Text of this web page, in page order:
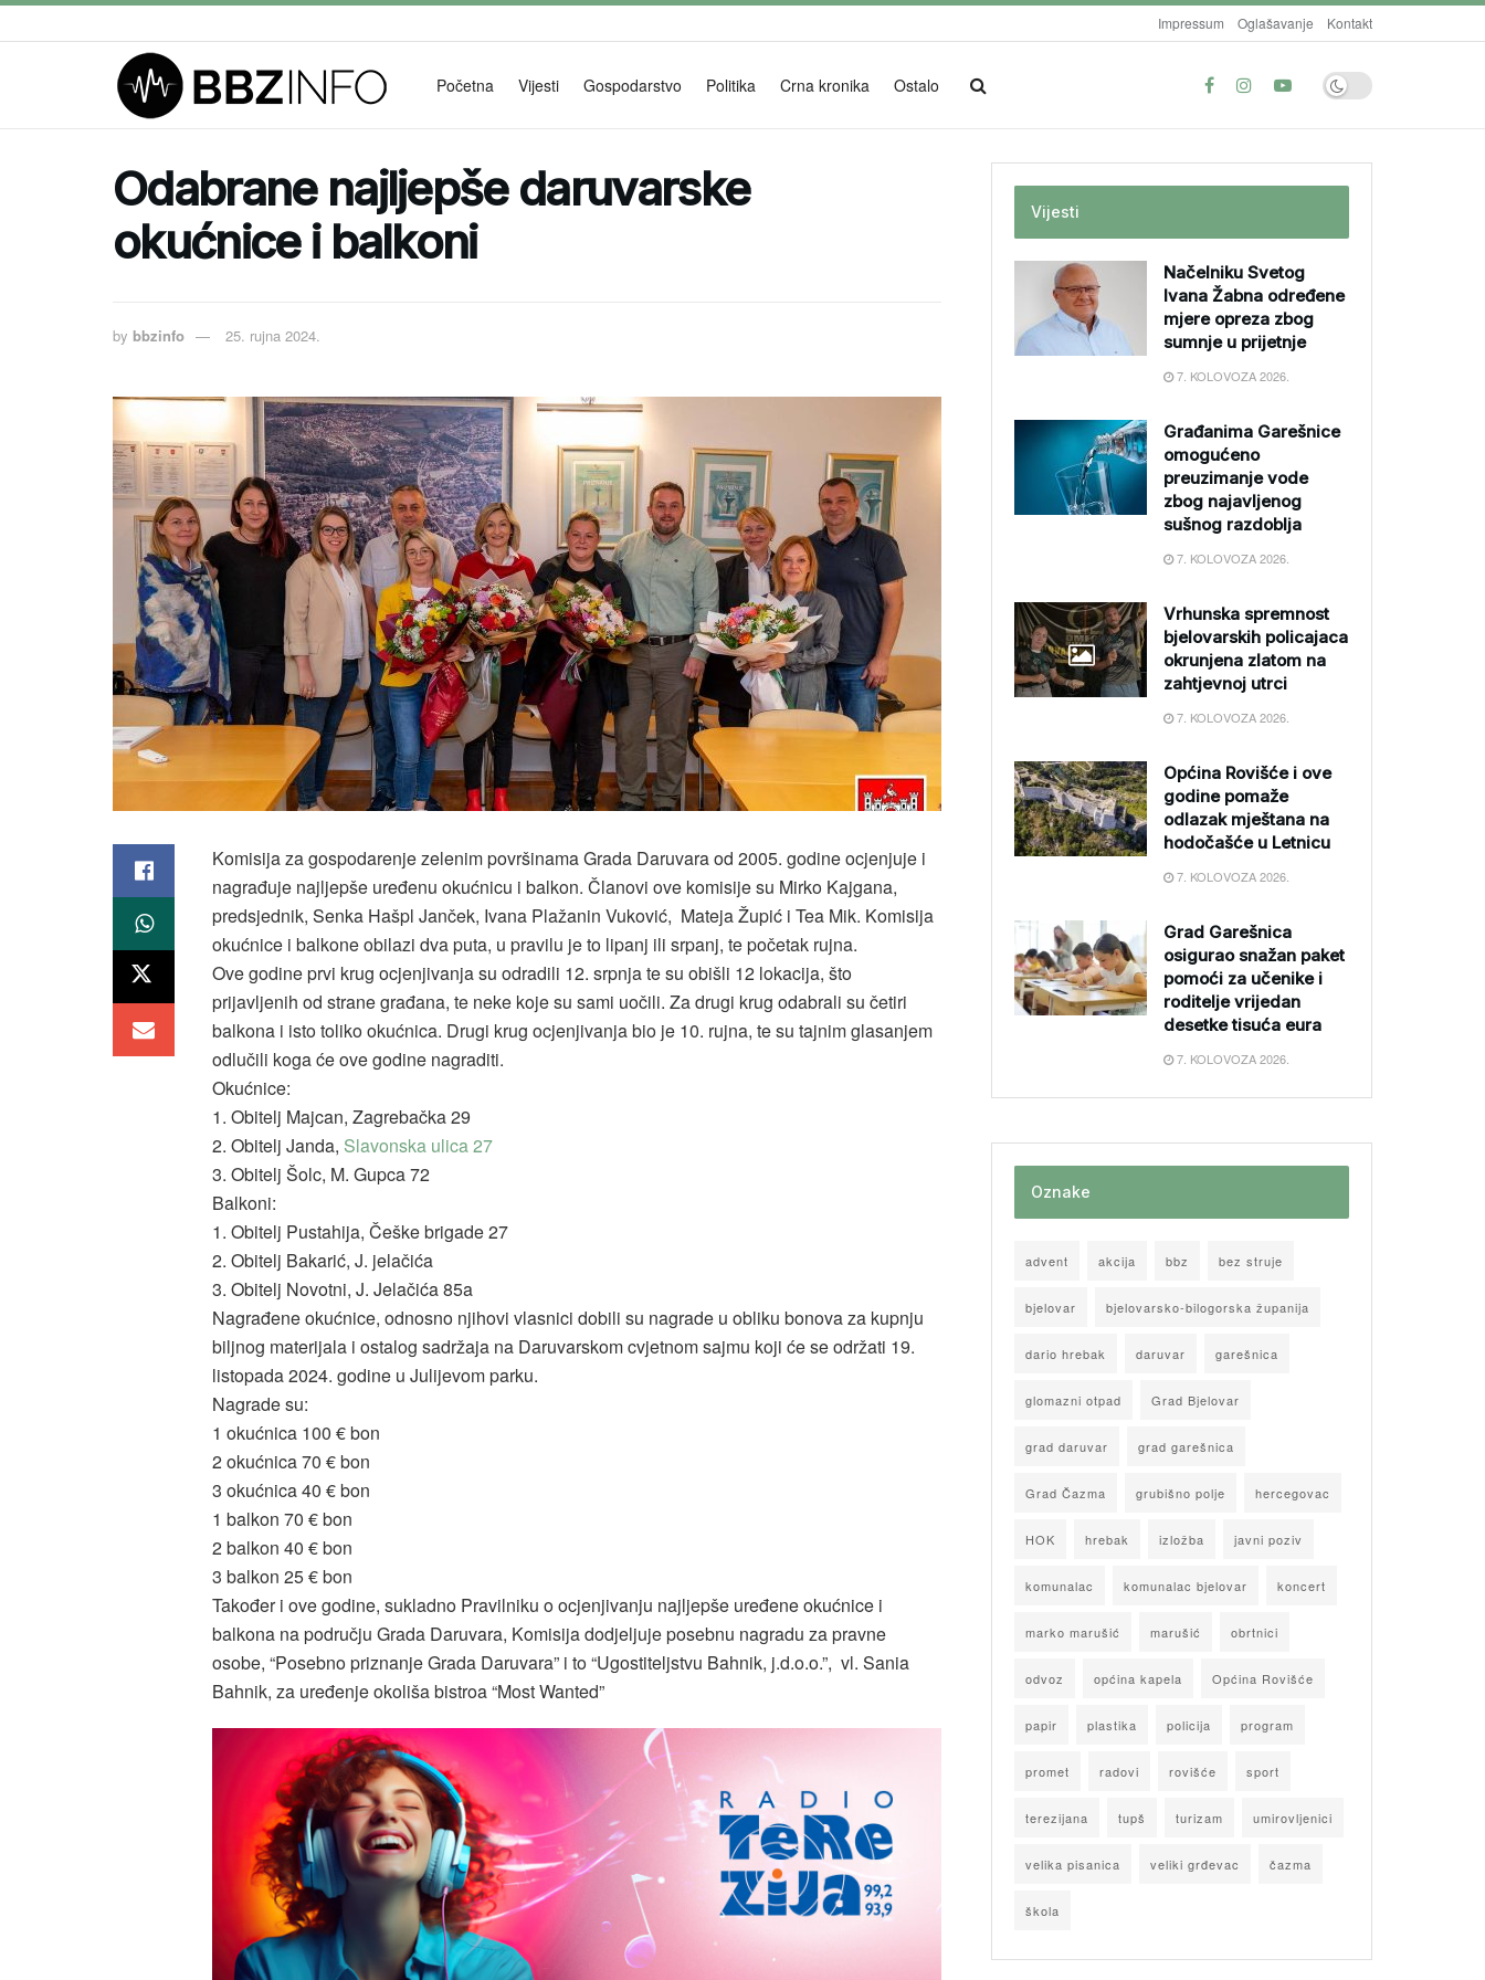
Impressum Oglašavanje Kontakt
Početna Vijesti Gospodarstvo Politika Crna kronika Ostalo
Odabrane najljepše daruvarske
okućnice i balkoni
by bbzinfo 25. rujna 2024.
Komisija za gospodarenje zelenim površinama Grada Daruvara od 2005. godine ocjenjuje i
nagrađuje najljepše uređenu okućnicu i balkon. Članovi ove komisije su Mirko Kajgana,
predsjednik, Senka Hašpl Janček, Ivana Plažanin Vuković, Mateja Župić i Tea Mik. Komisija
okućnice i balkone obilazi dva puta, u pravilu je to lipanj ili srpanj, te početak rujna.
Ove godine prvi krug ocjenjivanja su odradili 12. srpnja te su obišli 12 lokacija, što
prijavljenih od strane građana, te neke koje su sami uočili. Za drugi krug odabrali su četiri
balkona i isto toliko okućnica. Drugi krug ocjenjivanja bio je 10. rujna, te su tajnim glasanjem
odlučili koga će ove godine nagraditi.
Okućnice:
1. Obitelj Majcan, Zagrebačka 29
2. Obitelj Janda, Slavonska ulica 27
3. Obitelj Šolc, M. Gupca 72
Balkoni:
1. Obitelj Pustahija, Češke brigade 27
2. Obitelj Bakarić, J. jelačića
3. Obitelj Novotni, J. Jelačića 85a
Nagrađene okućnice, odnosno njihovi vlasnici dobili su nagrade u obliku bonova za kupnju
biljnog materijala i ostalog sadržaja na Daruvarskom cvjetnom sajmu koji će se održati 19.
listopada 2024. godine u Julijevom parku.
Nagrade su:
1 okućnica 100 € bon
2 okućnica 70 € bon
3 okućnica 40 € bon
1 balkon 70 € bon
2 balkon 40 € bon
3 balkon 25 € bon
Također i ove godine, sukladno Pravilniku o ocjenjivanju najljepše uređene okućnice i
balkona na području Grada Daruvara, Komisija dodjeljuje posebnu nagradu za pravne
osobe, “Posebno priznanje Grada Daruvara” i to “Ugostiteljstvu Bahnik, j.d.o.o.”, vl. Sania
Bahnik, za uređenje okoliša bistroa “Most Wanted”
Vijesti
Načelniku Svetog
Ivana Žabna određene
mjere opreza zbog
sumnje u prijetnje
7. KOLOVOZA 2026.
Građanima Garešnice
omogućeno
preuzimanje vode
zbog najavljenog
sušnog razdoblja
7. KOLOVOZA 2026.
Vrhunska spremnost
bjelovarskih policajaca
okrunjena zlatom na
zahtjevnoj utrci
7. KOLOVOZA 2026.
Općina Rovišće i ove
godine pomaže
odlazak mještana na
hodočašće u Letnicu
7. KOLOVOZA 2026.
Grad Garešnica
osigurao snažan paket
pomoći za učenike i
roditelje vrijedan
desetke tisuća eura
7. KOLOVOZA 2026.
Oznake
advent akcija bbz bez struje
bjelovar bjelovarsko-bilogorska županija
dario hrebak daruvar garešnica
glomazni otpad Grad Bjelovar
grad daruvar grad garešnica
Grad Čazma grubišno polje hercegovac
HOK hrebak izložba javni poziv
komunalac komunalac bjelovar koncert
marko marušić marušić obrtnici
odvoz općina kapela Općina Rovišće
papir plastika policija program
promet radovi rovišće sport
terezijana tupš turizam umirovljenici
velika pisanica veliki grđevac čazma
škola